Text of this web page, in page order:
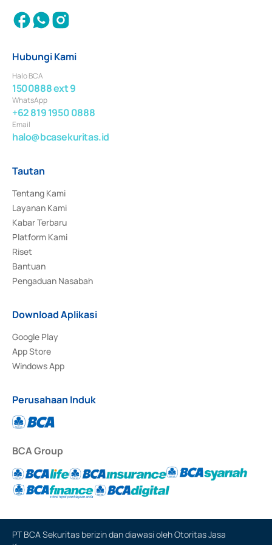
Hubungi Kami
Halo BCA
1500888 ext 9
WhatsApp
+62 819 1950 0888
Email
halo@bcasekuritas.id
Tautan
Tentang Kami
Layanan Kami
Kabar Terbaru
Platform Kami
Riset
Bantuan
Pengaduan Nasabah
Download Aplikasi
Google Play
App Store
Windows App
Perusahaan Induk
BCA Group
PT BCA Sekuritas berizin dan diawasi oleh Otoritas Jasa